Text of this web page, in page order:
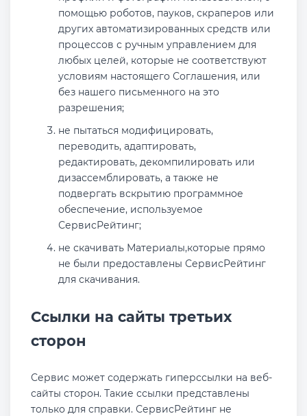
помощью роботов, пауков, скраперов или
других автоматизированных средств или
процессов с ручным управлением для
любых целей, которые не соответствуют
условиям настоящего Соглашения, или
без нашего письменного на это
разрешения;
не пытаться модифицировать,
переводить, адаптировать,
редактировать, декомпилировать или
дизассемблировать, а также не
подвергать вскрытию программное
обеспечение, используемое
СервисРейтинг;
не скачивать Материалы,которые прямо
не были предоставлены СервисРейтинг
для скачивания.
Ссылки на сайты третьих
сторон
Сервис может содержать гиперссылки на веб-
сайты сторон. Такие ссылки представлены
только для справки. СервисРейтинг не